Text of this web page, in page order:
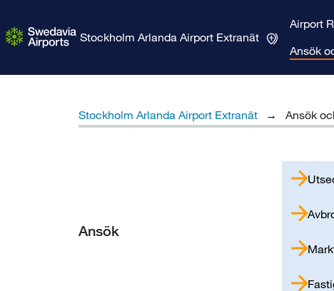
Stockholm Arlanda Airport Extranät
Airport
Ansök
Stockholm Arlanda Airport Extranät Ansök
Ansök